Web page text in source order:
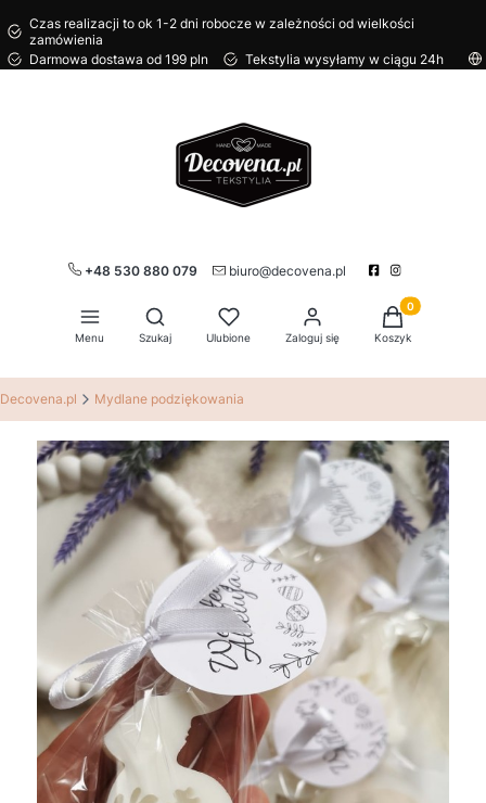
Czas realizacji to ok 1-2 dni robocze w zależności od wielkości
zamówienia
Darmowa dostawa od 199 pln
Tekstylia wysyłamy w ciągu 24h
+48 530 880 079 biuro@decovena.pl
Menu
Otwórz wyszukiwarkę
Szukaj Ulubione Zaloguj się
Produkty w
Koszyk
Decovena.pl Mydlane podziękowania